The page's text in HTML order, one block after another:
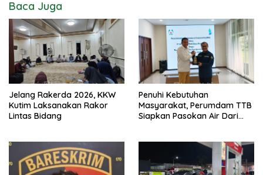
Baca Juga
Jelang Rakerda 2026, KKW
Kutim Laksanakan Rakor
Lintas Bidang
Penuhi Kebutuhan
Masyarakat, Perumdam TTB
Siapkan Pasokan Air Dari